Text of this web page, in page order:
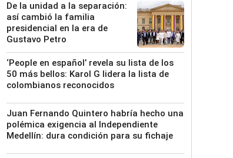
De la unidad a la separación:
así cambió la familia
presidencial en la era de
Gustavo Petro
‘People en español’ revela su lista de los
50 más bellos: Karol G lidera la lista de
colombianos reconocidos
Juan Fernando Quintero habría hecho una
polémica exigencia al Independiente
Medellín: dura condición para su fichaje